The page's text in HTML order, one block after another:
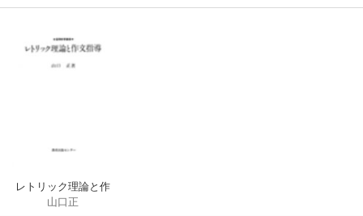
レトリック理論と作
文指導
山口正